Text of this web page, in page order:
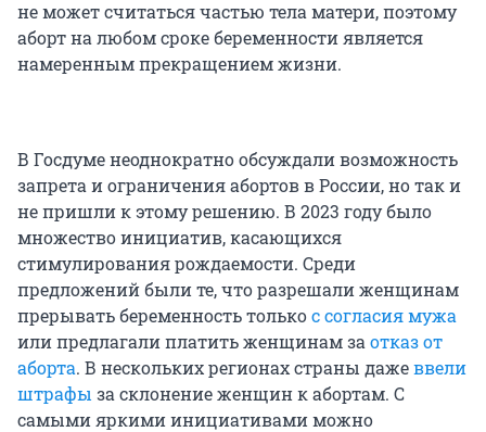
не может считаться частью тела матери, поэтому
аборт на любом сроке беременности является
намеренным прекращением жизни.
В Госдуме неоднократно обсуждали возможность
запрета и ограничения абортов в России, но так и
не пришли к этому решению. В 2023 году было
множество инициатив, касающихся
стимулирования рождаемости. Среди
предложений были те, что разрешали женщинам
прерывать беременность толькос согласия мужа
или предлагали платить женщинам за отказ от
аборта. В нескольких регионах страны дажеввели
штрафы за склонение женщин к абортам. С
самыми яркими инициативами можно